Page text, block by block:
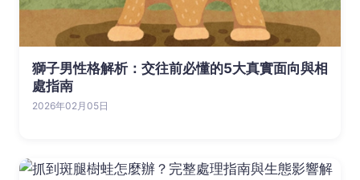
獅子男性格解析：交往前必懂的5大真實面向與相
處指南
2026年02月05日